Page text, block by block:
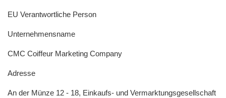
EU Verantwortliche Person
Unternehmensname
CMC Coiffeur Marketing Company
Adresse
An der Münze 12 - 18, Einkaufs- und Vermarktungsgesellschaft